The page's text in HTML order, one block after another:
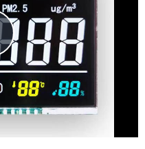
Play
Video